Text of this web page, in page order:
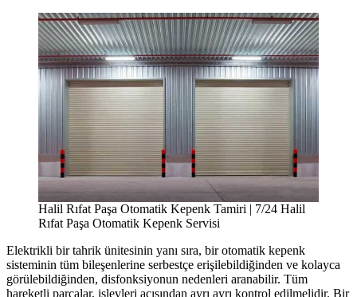
Halil Rıfat Paşa Otomatik Kepenk Tamiri | 7/24 Halil
Rıfat Paşa Otomatik Kepenk Servisi
Elektrikli bir tahrik ünitesinin yanı sıra, bir otomatik kepenk
sisteminin tüm bileşenlerine serbestçe erişilebildiğinden ve kolayca
görülebildiğinden, disfonksiyonun nedenleri aranabilir. Tüm
hareketli parçalar, işlevleri açısından ayrı ayrı kontrol edilmelidir. Bir